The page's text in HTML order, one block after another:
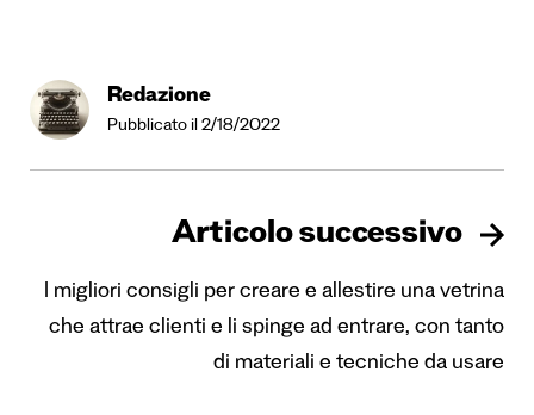
Redazione
Pubblicato il 2/18/2022
Articolo successivo
I migliori consigli per creare e allestire una vetrina
che attrae clienti e li spinge ad entrare, con tanto
di materiali e tecniche da usare